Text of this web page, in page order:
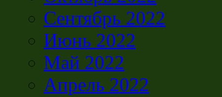
Сентябрь 2022
Июнь 2022
Май 2022
Апрель 2022